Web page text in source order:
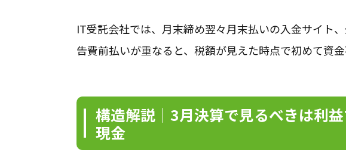
IT受託会社では、月末締め翌々月末払いの入金サイト
告費前払いが重なると、税額が見えた時点で初めて資
構造解説｜3月決算で見るべきは利
現金